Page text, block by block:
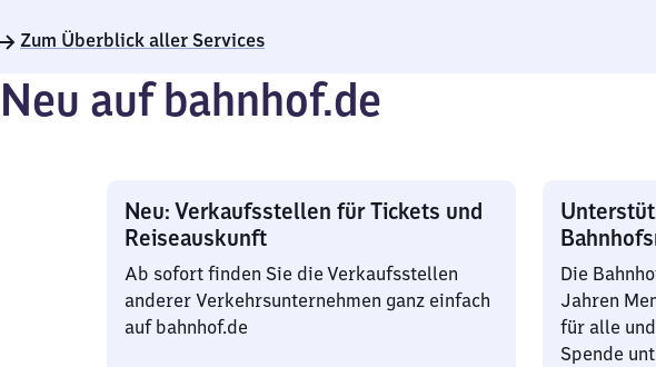
22
Zum Überblick aller Services
Neu auf bahnhof.de
Neu: Verkaufsstellen für Tickets und
Reiseauskunft
Ab sofort finden Sie die Verkaufsstellen
anderer Verkehrsunternehmen ganz einfach
auf bahnhof.de
Die
Jahren
für alle
Spende